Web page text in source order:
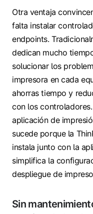
Otra ventaja
falta instalar
endpoints.
dedican mucho
solucionar los
impresora en cada
ahorras tiempo y
con los
aplicación de
sucede porque la
instala junto con la
simplifica la
despliegue de
Sin